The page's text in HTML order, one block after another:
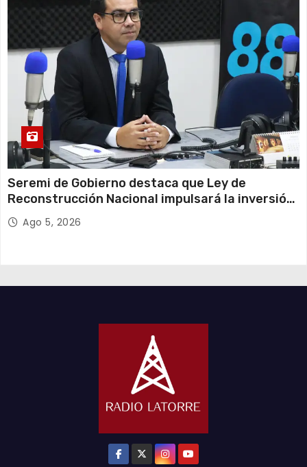
Seremi de Gobierno destaca que Ley de
Reconstrucción Nacional impulsará la inversión
y el empleo en Tarapacá
Ago 5, 2026